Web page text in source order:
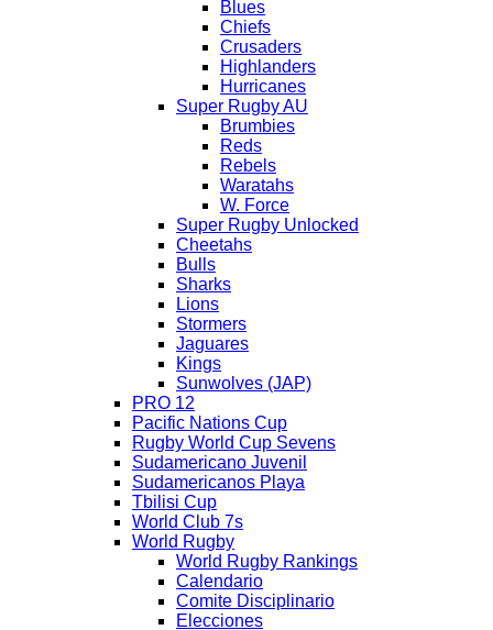
Blues
Chiefs
Crusaders
Highlanders
Hurricanes
Super Rugby AU
Brumbies
Reds
Rebels
Waratahs
W. Force
Super Rugby Unlocked
Cheetahs
Bulls
Sharks
Lions
Stormers
Jaguares
Kings
Sunwolves (JAP)
PRO 12
Pacific Nations Cup
Rugby World Cup Sevens
Sudamericano Juvenil
Sudamericanos Playa
Tbilisi Cup
World Club 7s
World Rugby
World Rugby Rankings
Calendario
Comite Disciplinario
Elecciones